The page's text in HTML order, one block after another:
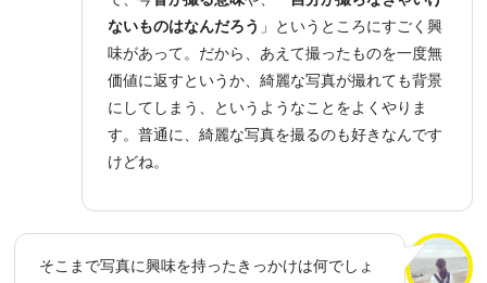
ないものはなんだろう 」というところにすごく興
味があって。だから、あえて撮ったものを一度無
価値に返すというか、綺麗な写真が撮れても背景
にしてしまう、というようなことをよくやりま
す。普通に、綺麗な写真を撮るのも好きなんです
けどね。
そこまで写真に興味を持ったきっかけは何でしょ